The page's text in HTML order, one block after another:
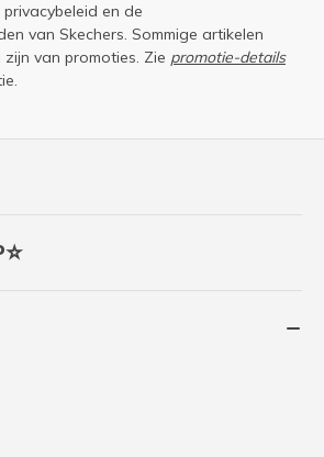
privacybeleid en de
van Skechers. Sommige artikelen
van promoties. Zie promotie-details